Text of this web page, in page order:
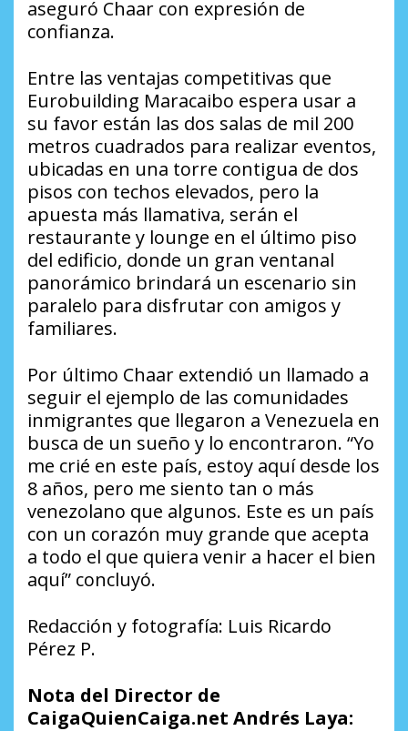
aseguró Chaar con expresión de
confianza.
Entre las ventajas competitivas que
Eurobuilding Maracaibo espera usar a
su favor están las dos salas de mil 200
metros cuadrados para realizar eventos,
ubicadas en una torre contigua de dos
pisos con techos elevados, pero la
apuesta más llamativa, serán el
restaurante y lounge en el último piso
del edificio, donde un gran ventanal
panorámico brindará un escenario sin
paralelo para disfrutar con amigos y
familiares.
Por último Chaar extendió un llamado a
seguir el ejemplo de las comunidades
inmigrantes que llegaron a Venezuela en
busca de un sueño y lo encontraron. “Yo
me crié en este país, estoy aquí desde los
8 años, pero me siento tan o más
venezolano que algunos. Este es un país
con un corazón muy grande que acepta
a todo el que quiera venir a hacer el bien
aquí” concluyó.
Redacción y fotografía: Luis Ricardo
Pérez P.
Nota del Director de
CaigaQuienCaiga.net Andrés Laya: